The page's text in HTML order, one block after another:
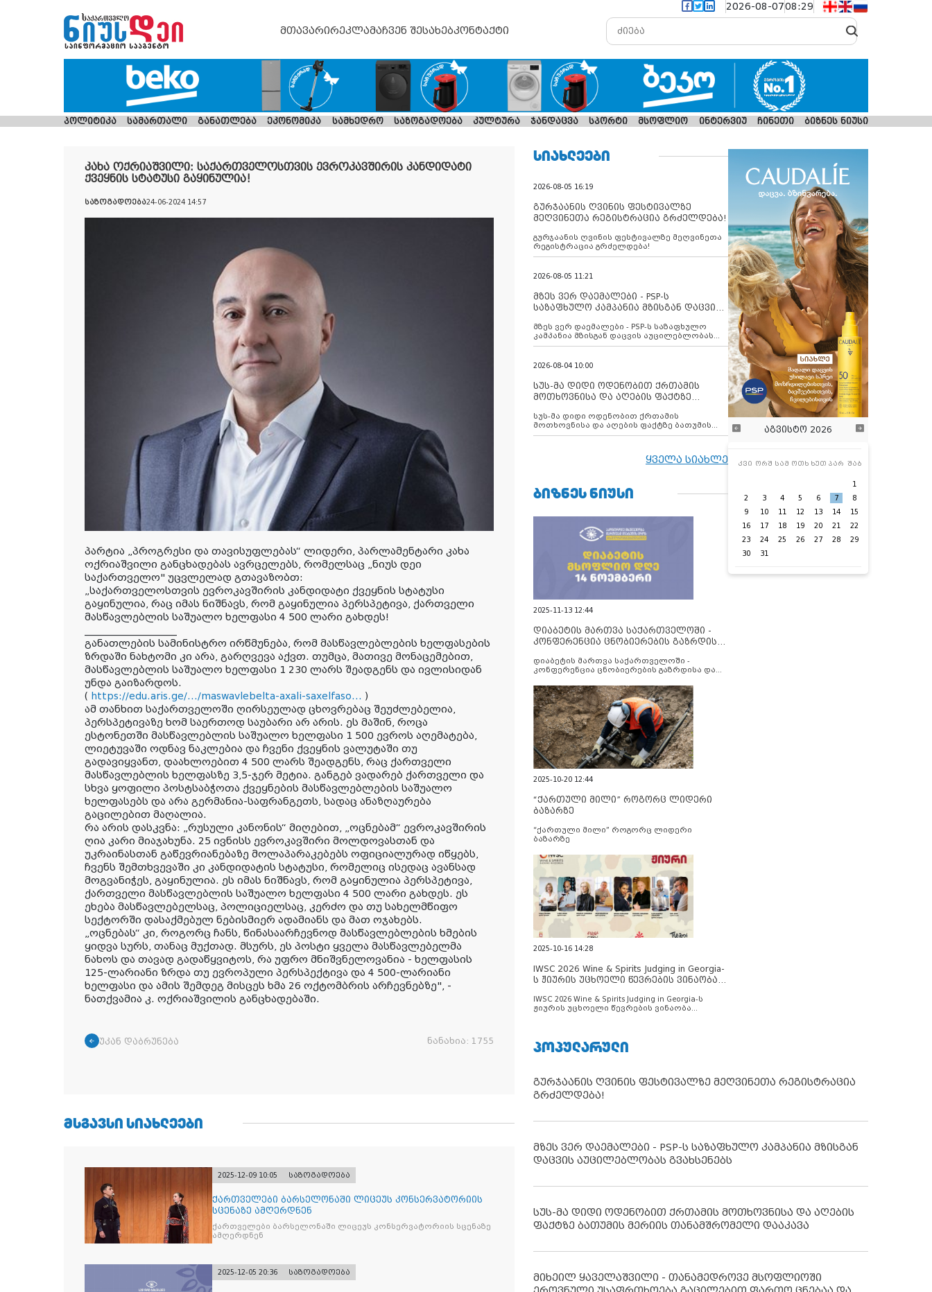
2026-08-0708:29
მთავარირეკლამაჩვენ შესახებკონტაქტი
პოლიტიკა სამართალი განათლება ეკონომიკა სამხედრო საზოგადოება კულტურა ჯანდაცვა სპორტი მსოფლიო ინტერვიუ ჩინეთი ბიზნეს ნიუსი
კახა ოქრიაშვილი: საქართველოსთვის ევროკავშირის კანდიდატი
ქვეყნის სტატუსი გაყინულია!
საზოგადოება24-06-2024 14:57
პარტია „პროგრესი და თავისუფლებას“ ლიდერი, პარლამენტარი კახა
ოქრიაშვილი განცხადებას ავრცელებს, რომელსაც „ნიუს დეი
საქართველო" უცვლელად გთავაზობთ:
„საქართველოსთვის ევროკავშირის კანდიდატი ქვეყნის სტატუსი
გაყინულია, რაც იმას ნიშნავს, რომ გაყინულია პერსპეტივა, ქართველი
მასწავლებლის საშუალო ხელფასი 4 500 ლარი გახდეს!
განათლების სამინისტრო ირწმუნება, რომ მასწავლებლების ხელფასების
ზრდაში ნახტომი კი არა, გარღვევა აქვთ. თუმცა, მათივე მონაცემებით,
მასწავლებლის საშუალო ხელფასი 1 230 ლარს შეადგენს და ივლისიდან
უნდა გაიზარდოს.
( https://edu.aris.ge/.../maswavlebelta-axali-saxelfaso... )
ამ თანხით საქართველოში ღირსეულად ცხოვრებაც შეუძლებელია,
პერსპეტივაზე ხომ საერთოდ საუბარი არ არის. ეს მაშინ, როცა
ესტონეთში მასწავლებლის საშუალო ხელფასი 1 500 ევროს აღემატება,
ლიეტუვაში ოდნავ ნაკლებია და ჩვენი ქვეყნის ვალუტაში თუ
გადავიყვანთ, დაახლოებით 4 500 ლარს შეადგენს, რაც ქართველი
მასწავლებლის ხელფასზე 3,5-ჯერ მეტია. განგებ ვადარებ ქართველი და
სხვა ყოფილი პოსტსაბჭოთა ქვეყნების მასწავლებლების საშუალო
ხელფასებს და არა გერმანია-საფრანგეთს, სადაც ანაზღაურება
გაცილებით მაღალია.
რა არის დასკვნა: „რუსული კანონის“ მიღებით, „ოცნებამ“ ევროკავშირის
ღია კარი მიაჯახუნა. 25 ივნისს ევროკავშირი მოლდოვასთან და
უკრაინასთან გაწევრიანებაზე მოლაპარაკებებს ოფიციალურად იწყებს,
ჩვენს შემთხვევაში კი კანდიდატის სტატუსი, რომელიც ისედაც ავანსად
მოგვანიჭეს, გაყინულია. ეს იმას ნიშნავს, რომ გაყინულია პერსპეტივა,
ქართველი მასწავლებლის საშუალო ხელფასი 4 500 ლარი გახდეს. ეს
ეხება მასწავლებელსაც, პოლიციელსაც, კერძო და თუ სახელმწიფო
სექტორში დასაქმებულ ნებისმიერ ადამიანს და მათ ოჯახებს.
„ოცნებას“ კი, როგორც ჩანს, წინასაარჩევნოდ მასწავლებლების ხმების
ყიდვა სურს, თანაც მუქთად. მსურს, ეს პოსტი ყველა მასწავლებელმა
ნახოს და თავად გადაწყვიტოს, რა უფრო მნიშვნელოვანია - ხელფასის
125-ლარიანი ზრდა თუ ევროპული პერსპექტივა და 4 500-ლარიანი
ხელფასი და ამის შემდეგ მისცეს ხმა 26 ოქტომბრის არჩევნებზე", -
ნათქვამია კ. ოქრიაშვილის განცხადებაში.
უკან დაბრუნება ნანახია: 1755
ᲛᲡᲒᲐᲕᲡᲘ ᲡᲘᲐᲮᲚᲔᲔᲑᲘ
2025-12-09 10:05 საზოგადოება
ქართველები ბარსელონაში ლიცეუს კონსერვატორიის
სცენაზე ამღერდნენ
ქართველები ბარსელონაში ლიცეუს კონსერვატორიის სცენაზე
ამღერდნენ
2025-12-05 20:36 საზოგადოება
ᲡᲘᲐᲮᲚᲔᲔᲑᲘ
2026-08-05 16:19
გურჯაანის ღვინის ფესტივალზე
მეღვინეთა რეგისტრაცია გრძელდება!
გურჯაანის ღვინის ფესტივალზე მეღვინეთა
რეგისტრაცია გრძელდება!
2026-08-05 11:21
მზეს ვერ დაემალები - PSP-ს
საზაფხულო კამპანია მზისგან დაცვის
მზეს ვერ დაემალები - PSP-ს საზაფხულო
კამპანია მზისგან დაცვის აუცილებლობას
გვახსენებს
2026-08-04 10:00
სუს-მა დიდი ოდენობით ქრთამის
მოთხოვნისა და აღების ფაქტზე
დააკავა
სუს-მა დიდი ოდენობით ქრთამის
მოთხოვნისა და აღების ფაქტზე ბათუმის
მერიის თანამშრომელი დააკავა
ყველა სიახლე
ᲑᲘᲖᲜᲔᲡ ᲜᲘᲣᲡᲘ
2025-11-13 12:44
დიაბეტის მართვა საქართველოში -
კონფერენცია ცნობიერების გაზრდისა
დიაბეტის მართვა საქართველოში -
კონფერენცია ცნობიერების გაზრდისა და
2025-10-20 12:44
“ქართული მილი” როგორც ლიდერი
ბაზარზე
“ქართული მილი” როგორც ლიდერი
ბაზარზე
2025-10-16 14:28
IWSC 2026 Wine & Spirits Judging in Georgia-
ს ჟიურის უცხოელი წევრების ვინაობა
IWSC 2026 Wine & Spirits Judging in Georgia-ს
ჟიურის უცხოელი წევრების ვინაობა
აგვისტო 2026
კვი ორშ სამ ოთხ ხუთ პარ შაბ
1
2
3 4 5 6 7
8
9
10 11 12 13 14
15
16
17 18 19 20 21
22
23
24 25 26 27 28
29
30
31
ᲞᲝᲞᲣᲚᲐᲠᲣᲚᲘ
გურჯაანის ღვინის ფესტივალზე მეღვინეთა რეგისტრაცია
გრძელდება!
მზეს ვერ დაემალები - PSP-ს საზაფხულო კამპანია მზისგან
დაცვის აუცილებლობას გვახსენებს
სუს-მა დიდი ოდენობით ქრთამის მოთხოვნისა და აღების
ფაქტზე ბათუმის მერიის თანამშრომელი დააკავა
მიხეილ ყაველაშვილი - თანამედროვე მსოფლიოში